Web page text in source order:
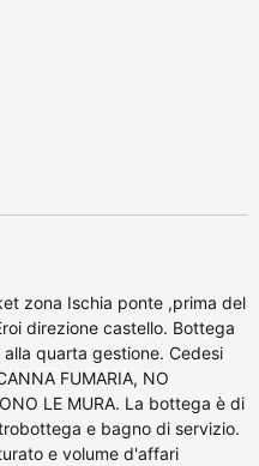
zona Ischia ponte ,prima del
direzione castello. Bottega
quarta gestione. Cedesi
FUMARIA, NO
LE MURA. La bottega è di
e bagno di servizio.
e volume d'affari